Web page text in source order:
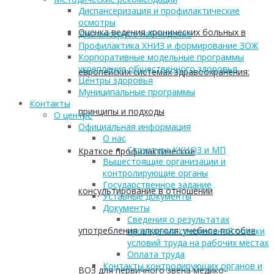
Оценка ведения хронических больных в
европейских системах здравоохранения:
принципы и подходы
Краткое профилактическое
консультирование в отношении
употребления алкоголя: учебное пособие
ВОЗ для первичного звена медико-
Диспансеризация и профилактические
осмотры
Диспансерное наблюдение
Профилактика ХНИЗ и формирование ЗОЖ
Корпоративные модельные программы
укрепления общественного здоровья
Центры здоровья
Муниципальные программы
Контакты
О центре
Официальная информация
О нас
Структура ККЦОЗ и МП
Вышестоящие организации и
контролирующие органы
Государственное задание
Уставные документы
Документы
Сведения о результатах
проведения специальной оценки
условий труда на рабочих местах
Оплата труда
Контакты контролирующих органов и